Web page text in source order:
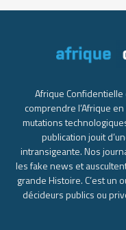
Afrique
comprendre l’Afrique
mutations
publication jouit
intransigeante. Nos
les fake news et
grande Histoire. C’est un
décideurs publics ou